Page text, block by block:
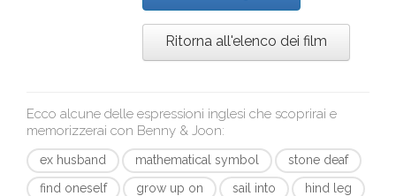
Ritorna all'elenco dei film
Ecco alcune delle espressioni inglesi che scoprirai e
memorizzerai con Benny & Joon:
ex husband mathematical symbol
stone deaf
find oneself
grow up on sail into
hind leg